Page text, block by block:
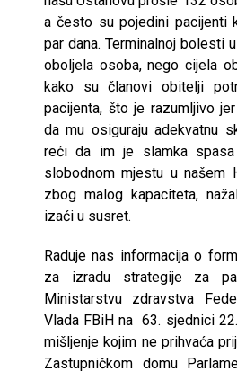
a često su pojedini pacijenti
par dana. Terminalnoj bolesti
oboljela osoba, nego cijela
kako su članovi obitelji
pacijenta, što je razumljivo
da mu osiguraju adekvatnu
reći da im je slamka
slobodnom mjestu u našem
zbog malog kapaciteta,
izaći u susret.
Raduje nas informacija o
za izradu strategije za
Ministarstvu zdravstva
Vlada FBiH na 63. sjednici
mišljenje kojim ne prihvaća
Zastupničkom domu